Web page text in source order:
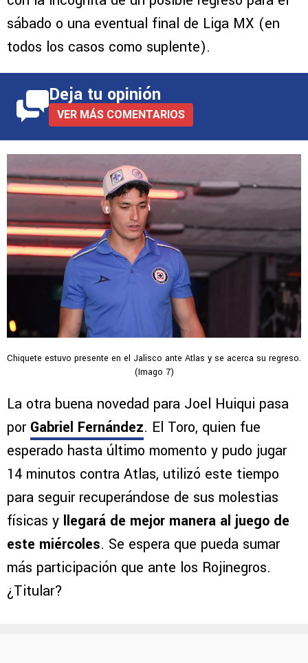
sábado o una eventual final de Liga MX (en
todos los casos como suplente).
Deja tu opinión
VER MÁS COMENTARIOS
Chiquete estuvo presente en el Jalisco ante Atlas y se acerca su regreso.
(Imago 7)
La otra buena novedad para Joel Huiqui pasa
por Gabriel Fernández. El Toro, quien fue
esperado hasta último momento y pudo jugar
14 minutos contra Atlas, utilizó este tiempo
para seguir recuperándose de sus molestias
físicas y llegará de mejor manera al juego de
este miércoles. Se espera que pueda sumar
más participación que ante los Rojinegros.
¿Titular?